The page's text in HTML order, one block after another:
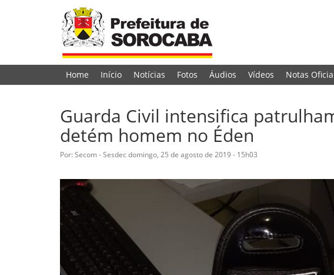
Home Início Notícias Fotos Áudios Vídeos Notas
Guarda Civil intensifica
detém homem no Éden
Por: Secom - Sesdec domingo, 25 de agosto de 2019 - 15h03